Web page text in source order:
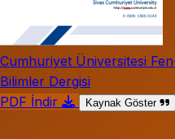
Cumhuriyet Üniversitesi
Bilimler Dergisi
PDF İndir
Kaynak Göster